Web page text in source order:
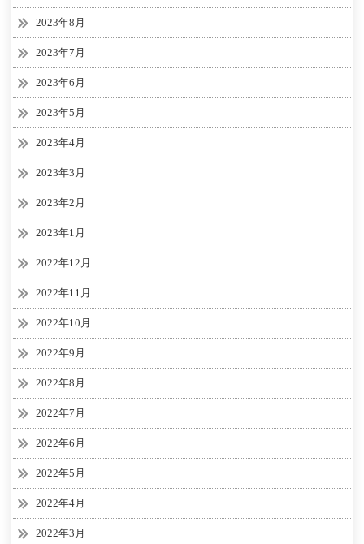
2023年8月
2023年7月
2023年6月
2023年5月
2023年4月
2023年3月
2023年2月
2023年1月
2022年12月
2022年11月
2022年10月
2022年9月
2022年8月
2022年7月
2022年6月
2022年5月
2022年4月
2022年3月